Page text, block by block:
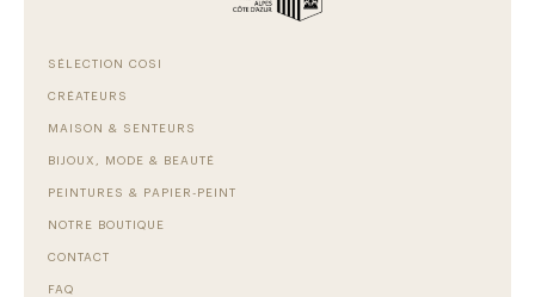
SÉLECTION COSI
CRÉATEURS
MAISON & SENTEURS
BIJOUX, MODE & BEAUTÉ
PEINTURES & PAPIER-PEINT
NOTRE BOUTIQUE
CONTACT
FAQ